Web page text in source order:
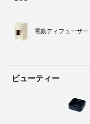
電動ディフューザー
ビューティー